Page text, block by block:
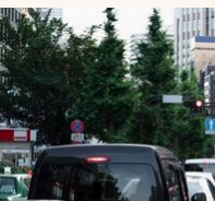
Espiritualidad
Mediakit
abre en nueva pestaña
México